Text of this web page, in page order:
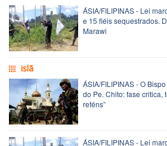
ÁSIA/FILIPINAS - Lei
e 15 fiéis sequestrados.
Marawi
islã
ÁSIA/FILIPINAS - O
do Pe. Chito: fase critica,
reféns”
ÁSIA/FILIPINAS - Lei